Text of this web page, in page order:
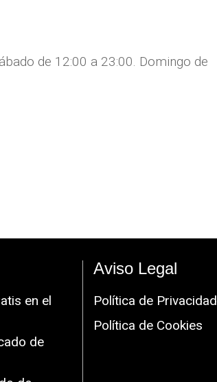
de 12:00 a 23:00. Domingo de
en el
de
Aviso Legal
Política de Privacidad
Política de Cookies